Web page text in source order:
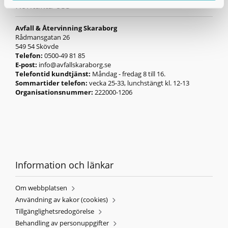
Kontakta oss
Avfall & Återvinning Skaraborg
Rådmansgatan 26
549 54 Skövde
Telefon: 0500-49 81 85
E-post: info@avfallskaraborg.se
Telefontid kundtjänst: Måndag - fredag 8 till 16.
Sommartider telefon: vecka 25-33, lunchstängt kl. 12-13
Organisationsnummer: 222000-1206
Information och länkar
Om webbplatsen
Användning av kakor (cookies)
Tillgänglighetsredogörelse
Behandling av personuppgifter